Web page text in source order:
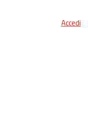
Accedi